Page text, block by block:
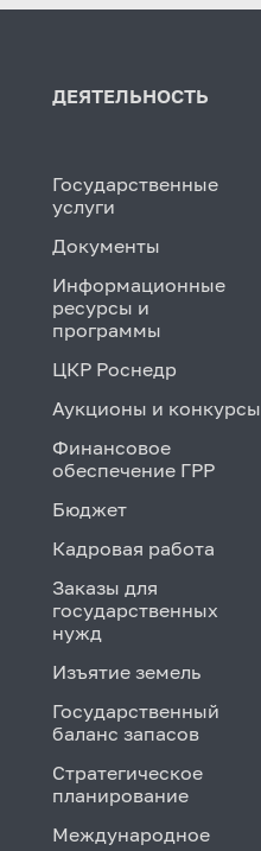
ДЕЯТЕЛЬНОСТЬ
Государственные
услуги
Документы
Информационные
ресурсы и
программы
ЦКР Роснедр
Аукционы и конкурсы
Финансовое
обеспечение ГРР
Бюджет
Кадровая работа
Заказы для
государственных
нужд
Изъятие земель
Государственный
баланс запасов
Стратегическое
планирование
Международное